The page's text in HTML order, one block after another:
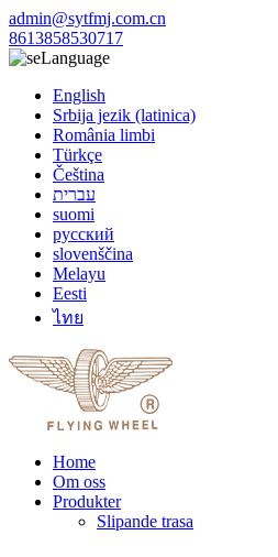
admin@sytfmj.com.cn
8613858530717
Language
English
Srbija jezik (latinica)
România limbi
Türkçe
Čeština
עברית
suomi
русский
slovenščina
Melayu
Eesti
ไทย
Home
Om oss
Produkter
Slipande trasa